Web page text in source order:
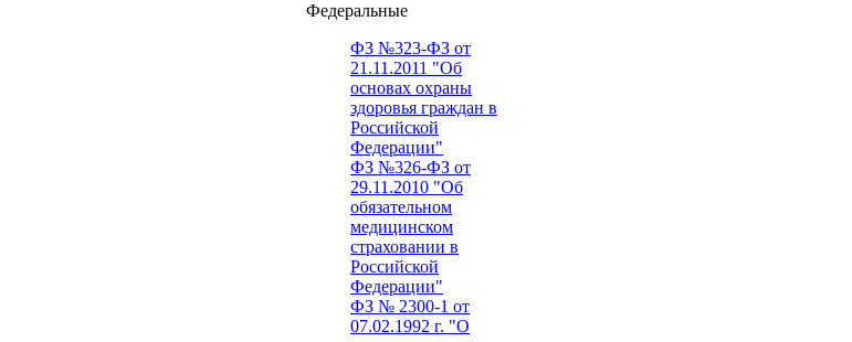
Федеральные
ФЗ №323-ФЗ от
21.11.2011 "Об
основах охраны
здоровья граждан в
Российской
Федерации"
ФЗ №326-ФЗ от
29.11.2010 "Об
обязательном
медицинском
страховании в
Российской
Федерации"
ФЗ № 2300-1 от
07.02.1992 г. "О